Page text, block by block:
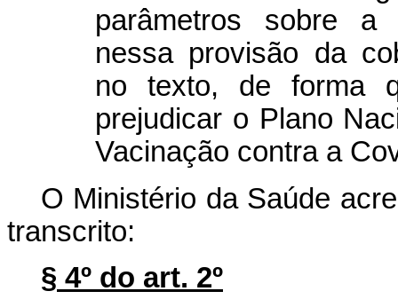
parâmetros sobre a
nessa provisão da
no texto, de forma
prejudicar o Plano
Vacinação contra a
O Ministério da Saúde
transcrito:
§ 4º do art. 2º